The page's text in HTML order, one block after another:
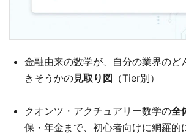
金融由来の数学が、自分の業界のど
きそうかの見取り図 （Tier別）
クオンツ・アクチュアリー数学の全
保・年金まで、初心者向けに網羅的